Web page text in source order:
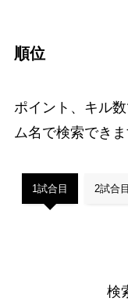
順位
ポイント、キル
ム名で検索できま
1試合目 2試合目
検